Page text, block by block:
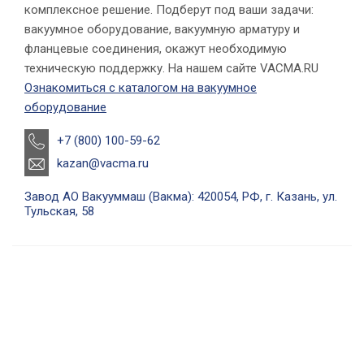
комплексное решение. Подберут под ваши задачи:
вакуумное оборудование, вакуумную арматуру и
фланцевые соединения, окажут необходимую
техническую поддержку. На нашем сайте VACMA.RU
Ознакомиться с каталогом на вакуумное
оборудование
+7 (800) 100-59-62
kazan@vacma.ru
Завод АО Вакууммаш (Вакма): 420054, РФ, г. Казань, ул.
Тульская, 58